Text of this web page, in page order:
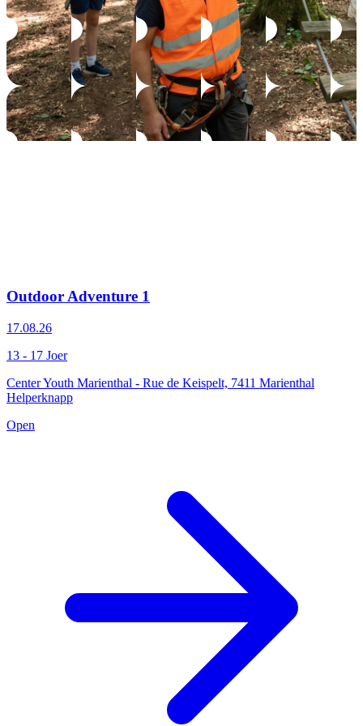
Outdoor Adventure 1
17.08.26
13 - 17 Joer
Center Youth Marienthal - Rue de Keispelt, 7411 Marienthal
Helperknapp
Open